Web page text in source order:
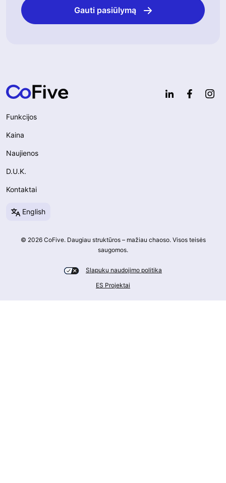
Gauti pasiūlymą
Funkcijos
Kaina
Naujienos
D.U.K.
Kontaktai
English
© 2026 CoFive. Daugiau struktūros – mažiau chaoso. Visos teisės
saugomos.
Slapukų naudojimo politika
ES Projektai